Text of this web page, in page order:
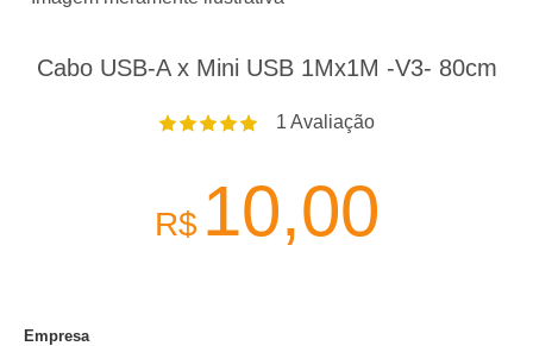
Cabo USB-A x Mini USB 1Mx1M -V3- 80cm
1 Avaliação
R$ 10,00
Empresa